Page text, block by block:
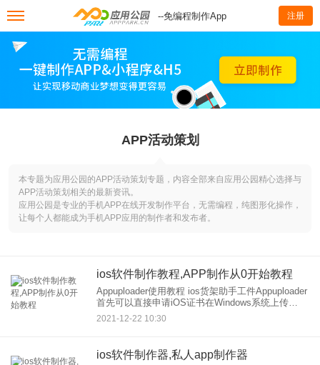
--免编程制作App 注册
APP活动策划
本专题为应用公园的APP活动策划专题，内容全部来自应用公园精心选择与
APP活动策划相关的最新资讯。
应用公园是专业的手机APP在线开发制作平台，无需编程，纯图形化操作，
让每个人都能成为手机APP应用的制作者和发布者。
ios软件制作教程,APP制作从0开始教程
Appuploader使用教程 ios货架助手工件Appuploader
首先可以直接申请iOS证书在Windows系统上传
ipa(不需要苹果电脑或者Mac虚拟机) 第二，帮助那
些不了解
2021-12-22 10:30
ios软件制作器,私人app制作器